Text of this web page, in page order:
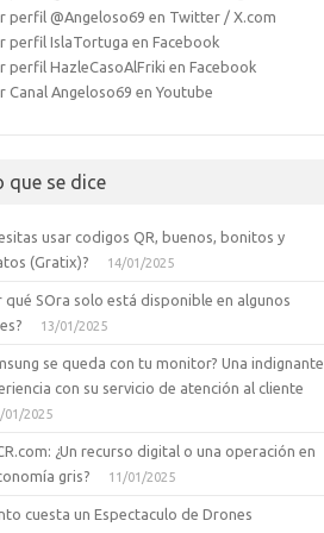
perfil @Angeloso69 en Twitter / X.com
perfil IslaTortuga en Facebook
perfil HazleCasoAlFriki en Facebook
Canal Angeloso69 en Youtube
que se dice
usar codigos QR, buenos, bonitos y
(Gratix)?
14/01/2025
qué SOra solo está disponible en algunos
13/01/2025
se queda con tu monitor? Una indignante
con su servicio de atención al cliente
01/2025
¿Un recurso digital o una operación en
gris?
11/01/2025
cuesta un Espectaculo de Drones